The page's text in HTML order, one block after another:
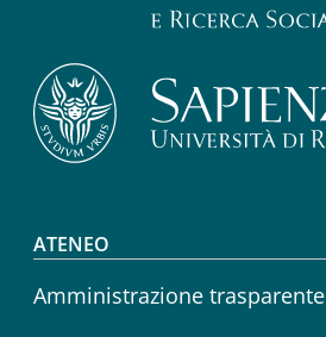
Footer menu
ATENEO
Amministrazione trasparente